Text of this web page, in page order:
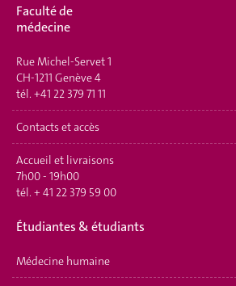
Faculté de
médecine
Rue Michel-Servet 1
CH-1211 Genève 4
tél. +41 22 379 71 11
Contacts et accès
Accueil et livraisons
7h00 - 19h00
tél. + 41 22 379 59 00
Étudiantes & étudiants
Médecine humaine